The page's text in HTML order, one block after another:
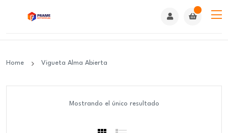
Home Vigueta Alma Abierta
Mostrando el único resultado